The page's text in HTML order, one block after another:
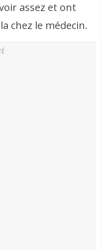
assez et ont
chez le médecin.